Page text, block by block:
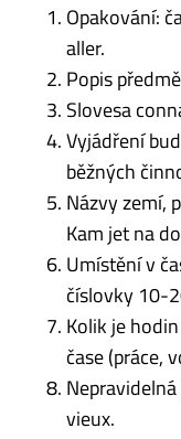
Opakování:
aller.
Popis
Slovesa
Vyjádření
běžných
Názvy zemí,
Kam jet na
Umístění v
číslovky 10-
Kolik je
čase (práce,
vieux.